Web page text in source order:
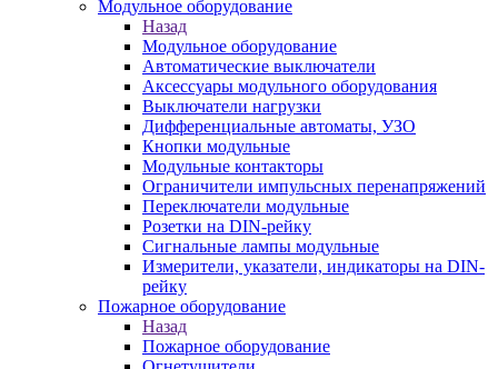
Модульное оборудование
Назад
Модульное оборудование
Автоматические выключатели
Аксессуары модульного оборудования
Выключатели нагрузки
Дифференциальные автоматы, УЗО
Кнопки модульные
Модульные контакторы
Ограничители импульсных перенапряжений
Переключатели модульные
Розетки на DIN-рейку
Сигнальные лампы модульные
Измерители, указатели, индикаторы на DIN-
рейку
Пожарное оборудование
Назад
Пожарное оборудование